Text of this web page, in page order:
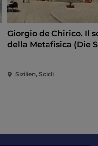
Giorgio de Chirico. Il
della Metafisica (Die
Sizilien, Scicli